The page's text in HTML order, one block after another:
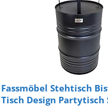
Fassmöbel Stehtisch
Tisch Design Partytisch